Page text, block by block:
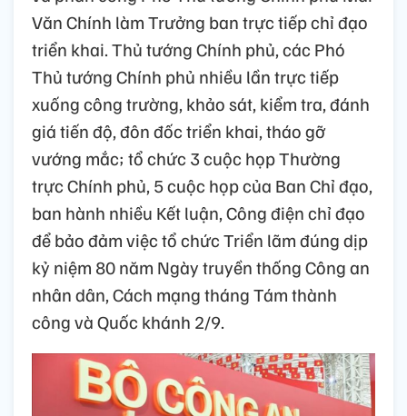
Văn Chính làm Trưởng ban trực tiếp chỉ đạo
triển khai. Thủ tướng Chính phủ, các Phó
Thủ tướng Chính phủ nhiều lần trực tiếp
xuống công trường, khảo sát, kiểm tra, đánh
giá tiến độ, đôn đốc triển khai, tháo gỡ
vướng mắc; tổ chức 3 cuộc họp Thường
trực Chính phủ, 5 cuộc họp của Ban Chỉ đạo,
ban hành nhiều Kết luận, Công điện chỉ đạo
để bảo đảm việc tổ chức Triển lãm đúng dịp
kỷ niệm 80 năm Ngày truyền thống Công an
nhân dân, Cách mạng tháng Tám thành
công và Quốc khánh 2/9.